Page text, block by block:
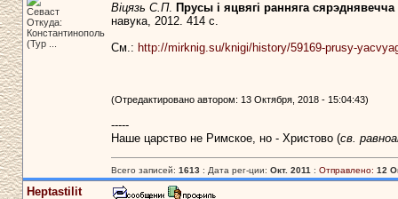
Севаст
Откуда:
Константинополь
(Тур ...
Віцязь С.П. Прусы і яцвягі ранняга
навука, 2012. 414 c.
См.: http://mirknig.su/knigi/history/59169-prusy-
(Отредактировано автором: 13 Октября, 2018 - 15:04:43)
-----
Наше царство не Римское, но - Христово (св.
Всего записей: 1613: Дата рег-ции: Окт. 2011 : Отправлено: 12
Heptastilit